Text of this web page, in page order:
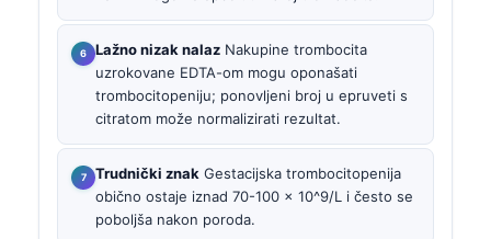
Lažno nizak nalaz Nakupine trombocita
uzrokovane EDTA-om mogu oponašati
trombocitopeniju; ponovljeni broj u epruveti s
citratom može normalizirati rezultat.
Trudnički znak Gestacijska trombocitopenija
obično ostaje iznad 70-100 × 10^9/L i često se
poboljša nakon poroda.